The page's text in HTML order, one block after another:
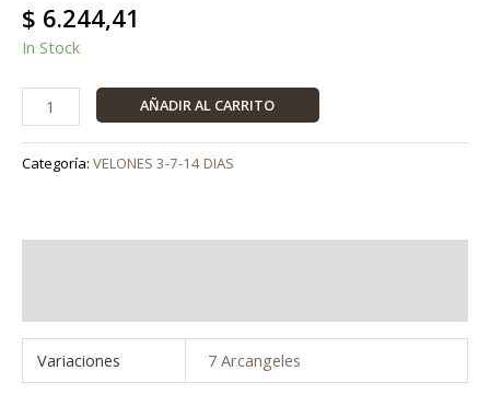
$ 6.244,41
In Stock
cantidad
AÑADIR AL CARRITO
Categoría: VELONES 3-7-14 DIAS
Variaciones 7 Arcangeles